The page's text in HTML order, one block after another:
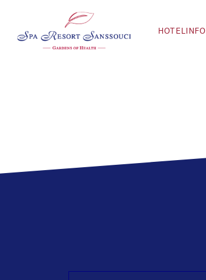
HOTELINFO